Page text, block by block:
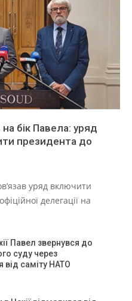
бік Павела: уряд
президента до
уряд включити
делегації на
Павел звернувся до
суду через
від саміту НАТО